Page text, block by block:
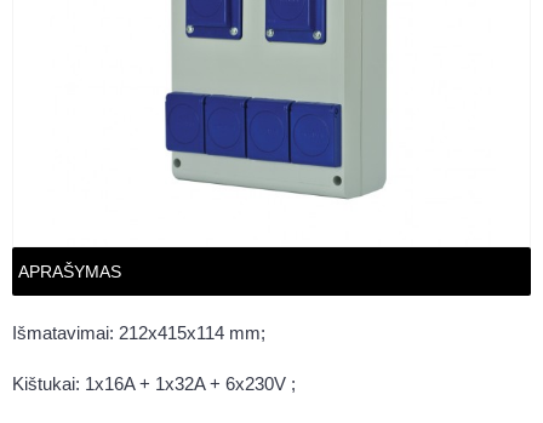
APRAŠYMAS
Išmatavimai: 212x415x114 mm;
Kištukai: 1x16A + 1x32A + 6x230V ;